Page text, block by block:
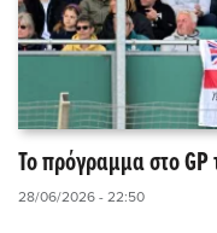
Το πρόγραμμα στο GP
28/06/2026 - 22:50